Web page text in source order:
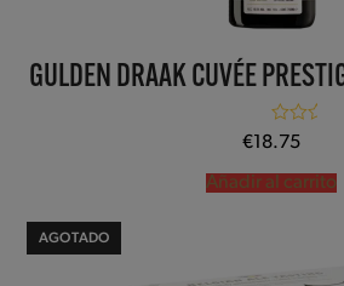
GULDEN DRAAK CUVÉE
Valorado
5.00
€18.75
Añadir al carrito
AGOTADO